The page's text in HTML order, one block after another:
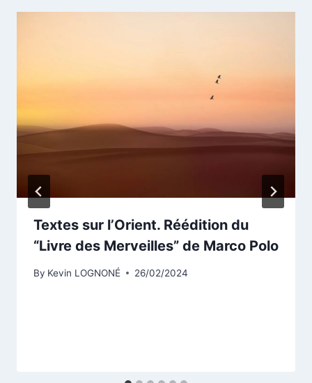
Textes sur l’Orient. Réédition du
“Livre des Merveilles” de Marco Polo
By Kevin LOGNONÉ 26/02/2024